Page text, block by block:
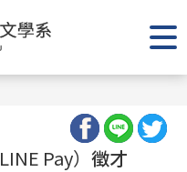
LINE Pay）徵才